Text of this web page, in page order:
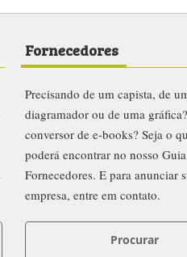
Fornecedores
Precisando de um capista, de
diagramador ou de uma
conversor de e-books? Seja o
poderá encontrar no nosso
Fornecedores. E para anunciar
empresa, entre em contato.
Procurar